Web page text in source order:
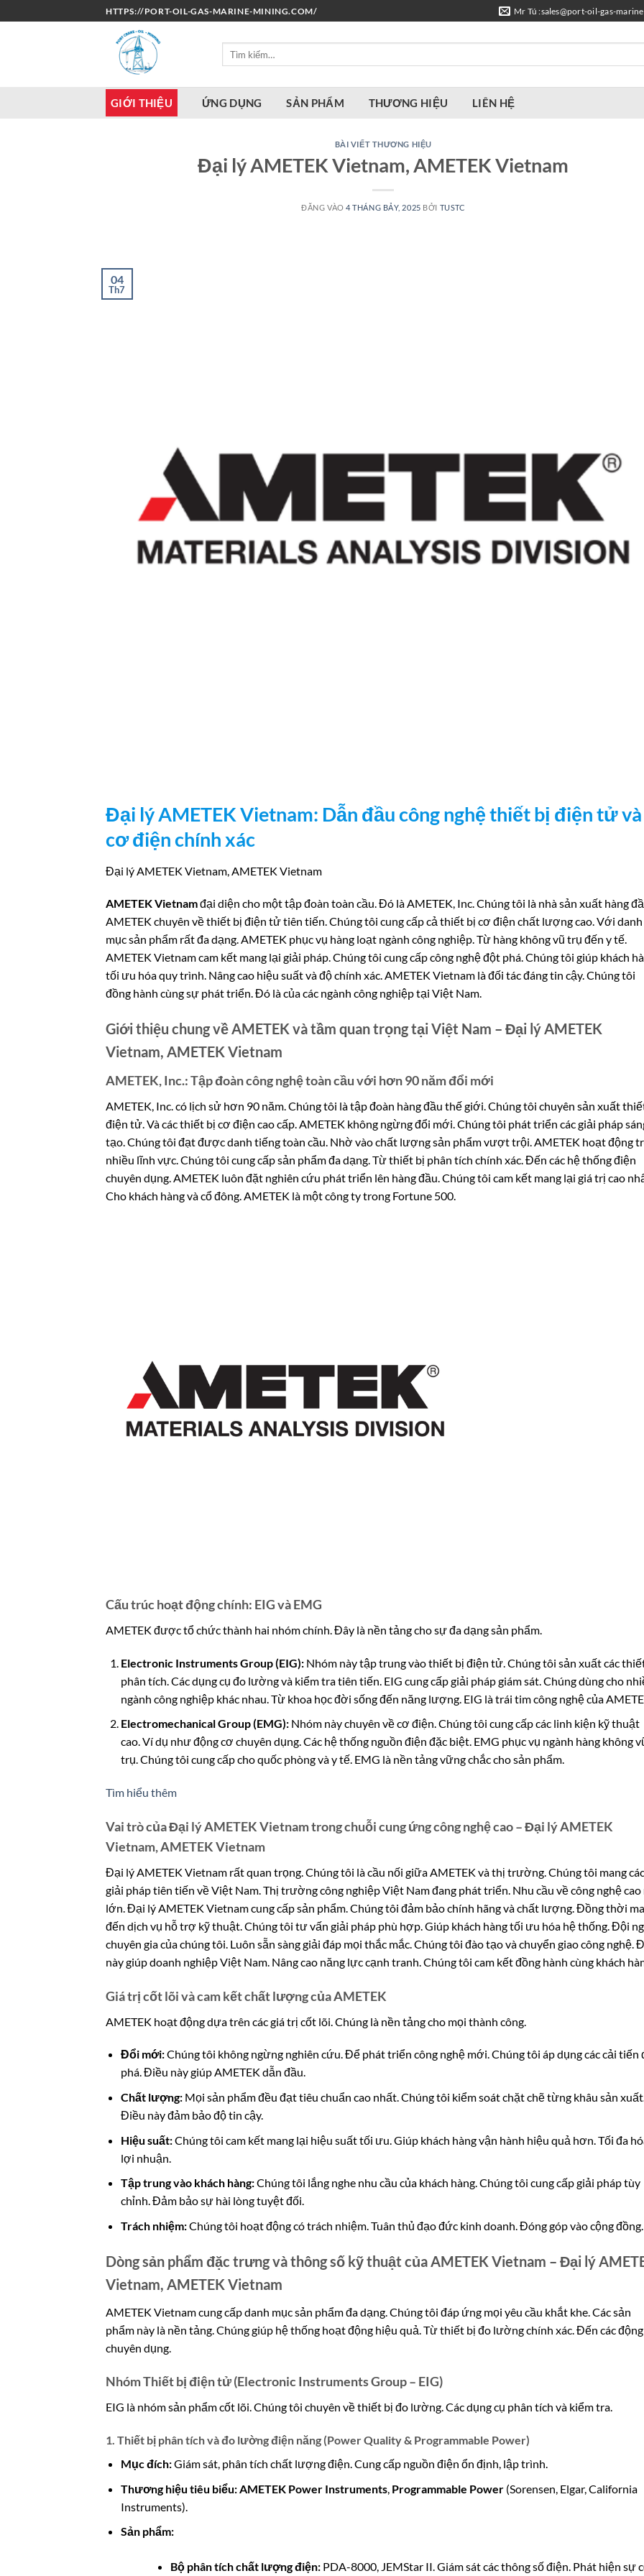
qua
HTTPS://PORT-OIL-GAS-MARINE-MINING.COM/ Mr Tú :sales@port-oil-gas-
GIỚI THIỆU ỨNG DỤNG SẢN PHẨM THƯƠNG HIỆU LIÊN HỆ
BÀI VIẾT THƯƠNG HIỆU
Đại lý AMETEK Vietnam, AMETEK Vietnam
ĐĂNG VÀO4 THÁNG BẢY, 2025 BỞI TUSTC
04
Th7
Đại lý AMETEK Vietnam: Dẫn đầu công nghệ thiết bị điện tử và
cơ điện chính xác
Đại lý AMETEK Vietnam, AMETEK Vietnam
AMETEK Vietnamđại diện cho một tập đoàn toàn cầu. Đó là AMETEK, Inc. Chúng tôi là nhà sản xuất hàng
AMETEK chuyên về thiết bị điện tử tiên tiến. Chúng tôi cung cấp cả thiết bị cơ điện chất lượng cao. Với danh
mục sản phẩm rất đa dạng. AMETEK phục vụ hàng loạt ngành công nghiệp. Từ hàng không vũ trụ đến y tế.
AMETEK Vietnam cam kết mang lại giải pháp. Chúng tôi cung cấp công nghệ đột phá. Chúng tôi giúp khách
tối ưu hóa quy trình. Nâng cao hiệu suất và độ chính xác. AMETEK Vietnam là đối tác đáng tin cậy. Chúng tôi
đồng hành cùng sự phát triển. Đó là của các ngành công nghiệp tại Việt Nam.
Giới thiệu chung về AMETEK và tầm quan trọng tại Việt Nam – Đại lý AMETEK
Vietnam, AMETEK Vietnam
AMETEK, Inc.: Tập đoàn công nghệ toàn cầu với hơn 90 năm đổi mới
AMETEK, Inc. có lịch sử hơn 90 năm. Chúng tôi là tập đoàn hàng đầu thế giới. Chúng tôi chuyên sản xuất
điện tử. Và các thiết bị cơ điện cao cấp. AMETEK không ngừng đổi mới. Chúng tôi phát triển các giải pháp
tạo. Chúng tôi đạt được danh tiếng toàn cầu. Nhờ vào chất lượng sản phẩm vượt trội. AMETEK hoạt động
nhiều lĩnh vực. Chúng tôi cung cấp sản phẩm đa dạng. Từ thiết bị phân tích chính xác. Đến các hệ thống điện
chuyên dụng. AMETEK luôn đặt nghiên cứu phát triển lên hàng đầu. Chúng tôi cam kết mang lại giá trị cao
Cho khách hàng và cổ đông. AMETEK là một công ty trong Fortune 500.
Cấu trúc hoạt động chính: EIG và EMG
AMETEK được tổ chức thành hai nhóm chính. Đây là nền tảng cho sự đa dạng sản phẩm.
Electronic Instruments Group (EIG):Nhóm này tập trung vào thiết bị điện tử. Chúng tôi sản xuất các
phân tích. Các dụng cụ đo lường và kiểm tra tiên tiến. EIG cung cấp giải pháp giám sát. Chúng dùng cho
ngành công nghiệp khác nhau. Từ khoa học đời sống đến năng lượng. EIG là trái tim công nghệ của
Electromechanical Group (EMG):Nhóm này chuyên về cơ điện. Chúng tôi cung cấp các linh kiện kỹ thuật
cao. Ví dụ như động cơ chuyên dụng. Các hệ thống nguồn điện đặc biệt. EMG phục vụ ngành hàng không
trụ. Chúng tôi cung cấp cho quốc phòng và y tế. EMG là nền tảng vững chắc cho sản phẩm.
Tìm hiểu thêm
Vai trò của Đại lý AMETEK Vietnam trong chuỗi cung ứng công nghệ cao – Đại lý AMETEK
Vietnam, AMETEK Vietnam
Đại lý AMETEK Vietnam rất quan trọng. Chúng tôi là cầu nối giữa AMETEK và thị trường. Chúng tôi mang các
giải pháp tiên tiến về Việt Nam. Thị trường công nghiệp Việt Nam đang phát triển. Nhu cầu về công nghệ
lớn. Đại lý AMETEK Vietnam cung cấp sản phẩm. Chúng tôi đảm bảo chính hãng và chất lượng. Đồng thời
đến dịch vụ hỗ trợ kỹ thuật. Chúng tôi tư vấn giải pháp phù hợp. Giúp khách hàng tối ưu hóa hệ thống. Đội
chuyên gia của chúng tôi. Luôn sẵn sàng giải đáp mọi thắc mắc. Chúng tôi đào tạo và chuyển giao công nghệ.
này giúp doanh nghiệp Việt Nam. Nâng cao năng lực cạnh tranh. Chúng tôi cam kết đồng hành cùng khách
Giá trị cốt lõi và cam kết chất lượng của AMETEK
AMETEK hoạt động dựa trên các giá trị cốt lõi. Chúng là nền tảng cho mọi thành công.
Đổi mới:Chúng tôi không ngừng nghiên cứu. Để phát triển công nghệ mới. Chúng tôi áp dụng các cải tiến
phá. Điều này giúp AMETEK dẫn đầu.
Chất lượng:Mọi sản phẩm đều đạt tiêu chuẩn cao nhất. Chúng tôi kiểm soát chặt chẽ từng khâu sản
Điều này đảm bảo độ tin cậy.
Hiệu suất:Chúng tôi cam kết mang lại hiệu suất tối ưu. Giúp khách hàng vận hành hiệu quả hơn. Tối đa
lợi nhuận.
Tập trung vào khách hàng:Chúng tôi lắng nghe nhu cầu của khách hàng. Chúng tôi cung cấp giải pháp tùy
chỉnh. Đảm bảo sự hài lòng tuyệt đối.
Trách nhiệm:Chúng tôi hoạt động có trách nhiệm. Tuân thủ đạo đức kinh doanh. Đóng góp vào cộng đồng.
Dòng sản phẩm đặc trưng và thông số kỹ thuật của AMETEK Vietnam – Đại lý
Vietnam, AMETEK Vietnam
AMETEK Vietnam cung cấp danh mục sản phẩm đa dạng. Chúng tôi đáp ứng mọi yêu cầu khắt khe. Các sản
phẩm này là nền tảng. Chúng giúp hệ thống hoạt động hiệu quả. Từ thiết bị đo lường chính xác. Đến các
chuyên dụng.
Nhóm Thiết bị điện tử (Electronic Instruments Group – EIG)
EIG là nhóm sản phẩm cốt lõi. Chúng tôi chuyên về thiết bị đo lường. Các dụng cụ phân tích và kiểm tra.
1. Thiết bị phân tích và đo lường điện năng (Power Quality & Programmable Power)
Mục đích:Giám sát, phân tích chất lượng điện. Cung cấp nguồn điện ổn định, lập trình.
Thương hiệu tiêu biểu:AMETEK Power Instruments, Programmable Power(Sorensen, Elgar, California
Instruments).
Sản phẩm:
Bộ phân tích chất lượng điện:PDA-8000, JEMStar II. Giám sát các thông số điện. Phát hiện sự